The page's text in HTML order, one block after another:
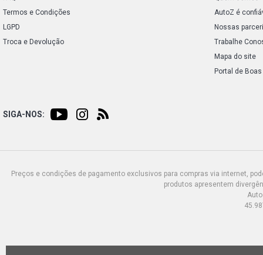
Termos e Condições
LGPD
Troca e Devolução
AutoZ é
Nossas
Trabalhe
Mapa do site
Portal de
SIGA-NOS:
Preços e condições de pagamento exclusivos para compras via internet,
produtos apresentem